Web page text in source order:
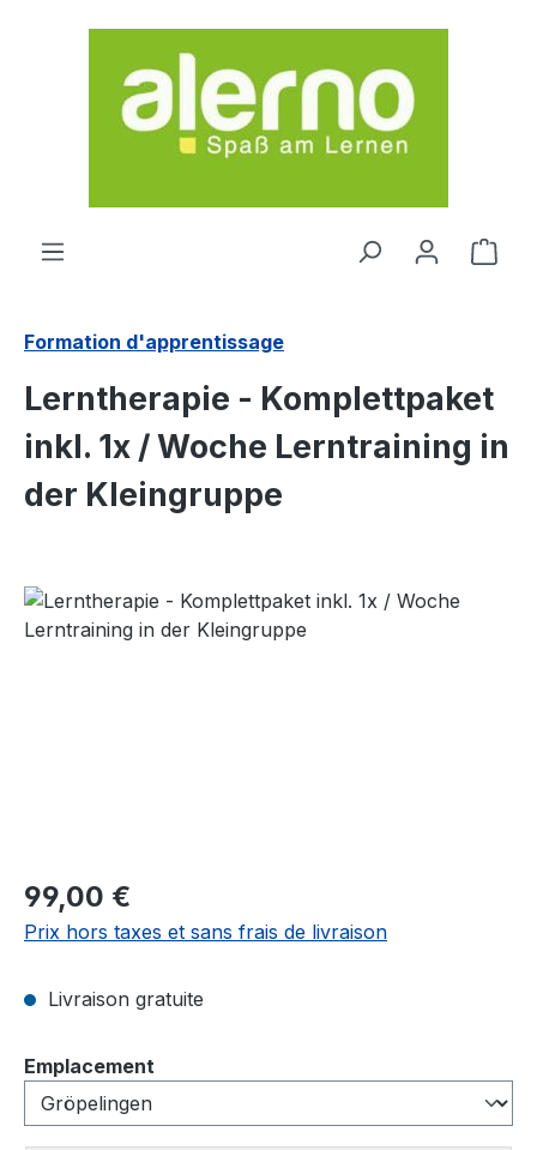
Passer au contenu principal
Le
Formation d'apprentissage
Lerntherapie - Komplettpaket
inkl. 1x / Woche Lerntraining in
der Kleingruppe
Ignorer la galerie d'images
Prix régulier :
99,00 €
Prix hors taxes et sans frais de livraison
Livraison gratuite
Sélectionnez
Emplacement